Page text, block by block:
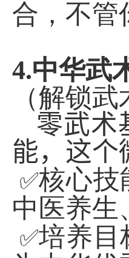
合，不管
4.中华武
（解锁武
零武术
能，这个
✅核心技
中医养生
✅培养目